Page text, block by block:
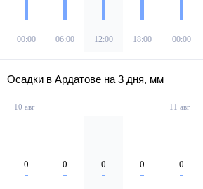
00:00 06:00 12:00 18:00 00:00
Осадки в Ардатове на 3 дня, мм
10 авг
0 0 0 0
11 авг
0